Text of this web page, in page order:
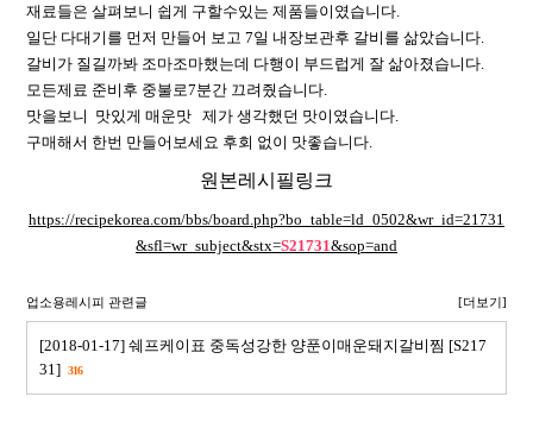
재료들은 살펴보니 쉽게 구할수있는 제품들이였습니다.
일단 다대기를 먼저 만들어 보고 7일 내장보관후 갈비를 삶았습니다.
갈비가 질길까봐 조마조마했는데 다행이 부드럽게 잘 삶아졌습니다.
모든제료 준비후 중불로7분간 끄려줬습니다.
맛을보니 맛있게 매운맛 제가 생각했던 맛이였습니다.
구매해서 한번 만들어보세요 후회 없이 맛좋습니다.
원본레시필링크
https://recipekorea.com/bbs/board.php?bo_table=ld_0502&wr_id=21731
&sfl=wr_subject&stx=S21731&sop=and
업소용레시피 관련글 [더보기]
[2018-01-17] 쉐프케이표 중독성강한 양푼이매운돼지갈비찜 [S217
31] 316